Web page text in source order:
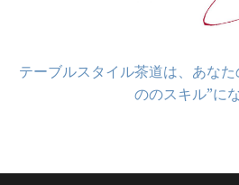
テーブルスタイル茶道は、あな
ののスキル”にな